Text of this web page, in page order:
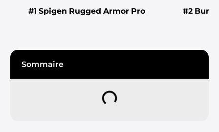
#1 Spigen Rugged Armor Pro #2
Sommaire